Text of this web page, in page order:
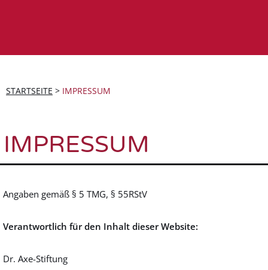
STARTSEITE > IMPRESSUM
IMPRESSUM
Angaben gemäß § 5 TMG, § 55RStV
Verantwortlich für den Inhalt dieser Website:
Dr. Axe-Stiftung